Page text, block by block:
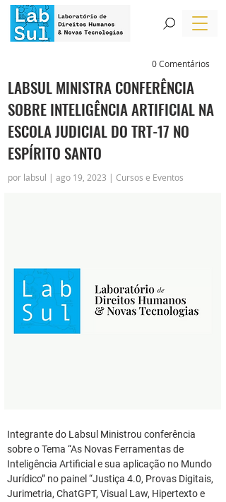
0 Comentários
LABSUL MINISTRA CONFERÊNCIA
SOBRE INTELIGÊNCIA ARTIFICIAL NA
ESCOLA JUDICIAL DO TRT-17 NO
ESPÍRITO SANTO
por labsul | ago 19, 2023 | Cursos e Eventos
Integrante do Labsul Ministrou conferência
sobre o Tema “As Novas Ferramentas de
Inteligência Artificial e sua aplicação no Mundo
Jurídico” no painel “Justiça 4.0, Provas Digitais,
Jurimetria, ChatGPT, Visual Law, Hipertexto e